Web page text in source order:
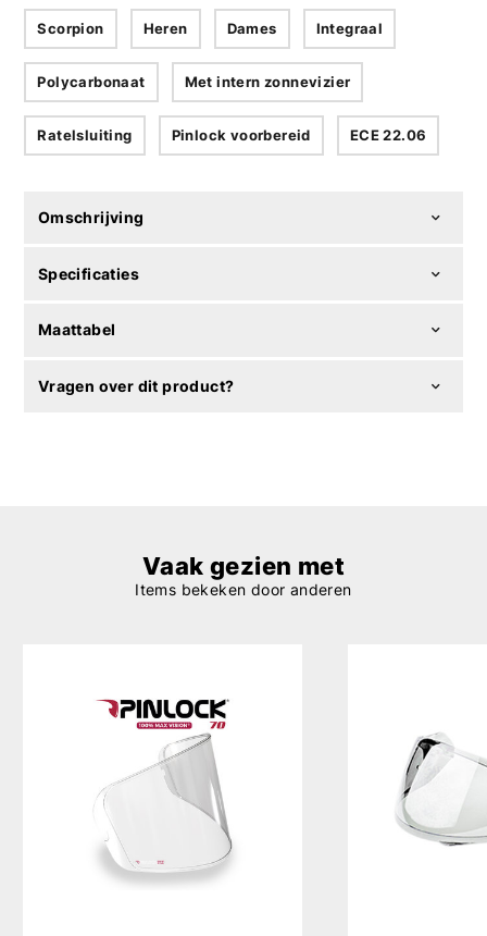
Scorpion Heren Dames Integraal
Polycarbonaat Met intern zonnevizier
Ratelsluiting Pinlock voorbereid ECE 22.06
Omschrijving
Specificaties
Maattabel
Vragen over dit product?
Vaak gezien met
Items bekeken door anderen